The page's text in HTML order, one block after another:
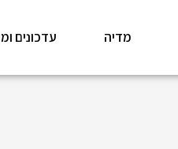
מדיה עדכונים